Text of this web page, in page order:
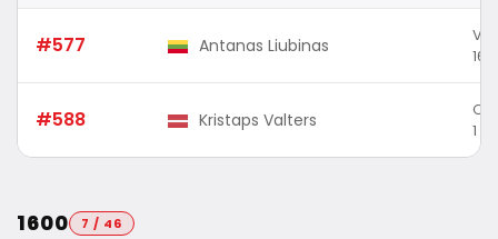
#577 Antanas Liubinas
#588 Kristaps Valters
1
1600 7 / 46